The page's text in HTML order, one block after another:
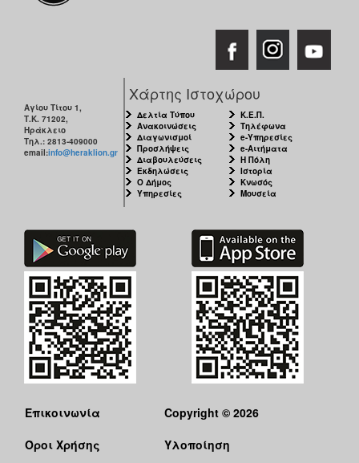
Αγίου Τίτου 1,
Τ.Κ. 71202,
Ηράκλειο
Τηλ.: 2813-409000
email:info@heraklion.gr
Χάρτης Ιστοχώρου
Δελτία Τύπου
Ανακοινώσεις
Διαγωνισμοί
Προσλήψεις
Διαβουλεύσεις
Εκδηλώσεις
Ο Δήμος
Υπηρεσίες
Κ.Ε.Π.
Τηλέφωνα
e-Υπηρεσίες
e-Αιτήματα
Η Πόλη
Ιστορία
Κνωσός
Μουσεία
Επικοινωνία
Όροι Χρήσης
Copyright © 2026
Υλοποίηση